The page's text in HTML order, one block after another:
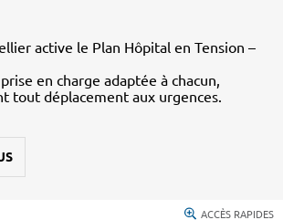
active le Plan Hôpital en Tension –
en charge adaptée à chacun,
tout déplacement aux urgences.
ACCÈS RAPIDES